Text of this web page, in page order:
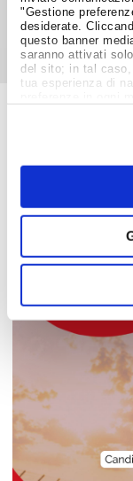
"Gestione
desiderate.
questo banner
saranno attivati
del sito; in tal caso,
tua esperienza di
Notizie dal